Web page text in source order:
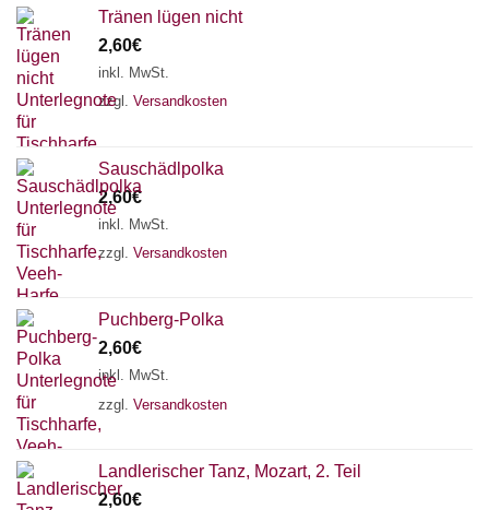
Tränen lügen nicht
2,60€
inkl. MwSt.
zzgl. Versandkosten
Sauschädlpolka
2,60€
inkl. MwSt.
zzgl. Versandkosten
Puchberg-Polka
2,60€
inkl. MwSt.
zzgl. Versandkosten
Landlerischer Tanz, Mozart, 2. Teil
2,60€
Chat Support